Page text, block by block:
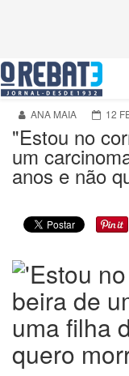
ANA MAIA 12
"Estou no
um
anos e não